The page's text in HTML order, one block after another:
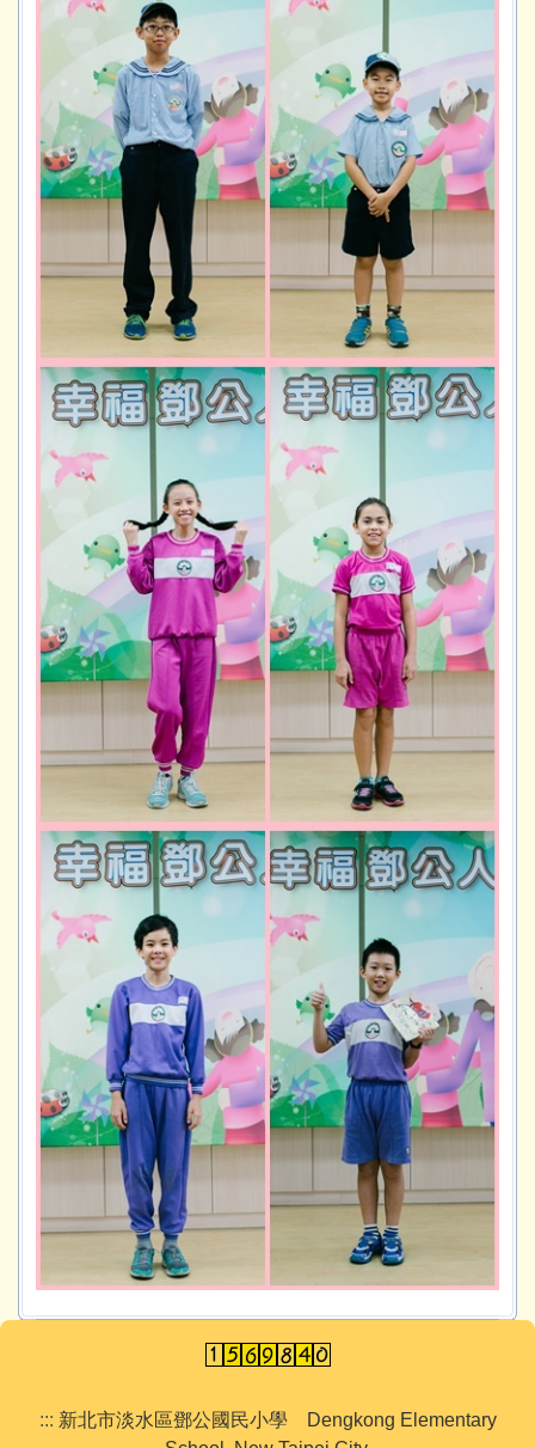
::: 新北市淡水區鄧公國民小學 Dengkong Elementary